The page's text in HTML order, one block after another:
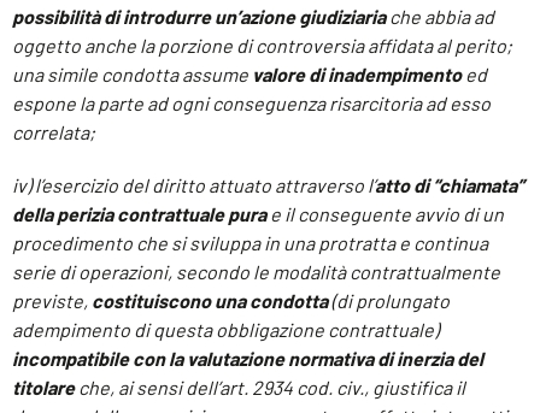
possibilità di introdurre un’azione giudiziariache abbia ad
oggetto anche la porzione di controversia affidata al perito;
una simile condotta assume valore di inadempimentoed
espone la parte ad ogni conseguenza risarcitoria ad esso
correlata;
iv) l’esercizio del diritto attuato attraverso l’atto di “chiamata”
della perizia contrattuale purae il conseguente avvio di un
procedimento che si sviluppa in una protratta e continua
serie di operazioni, secondo le modalità contrattualmente
previste, costituiscono una condotta(di prolungato
adempimento di questa obbligazione contrattuale)
incompatibile con la valutazione normativa di inerzia del
titolareche, ai sensi dell’art. 2934 cod. civ., giustifica il